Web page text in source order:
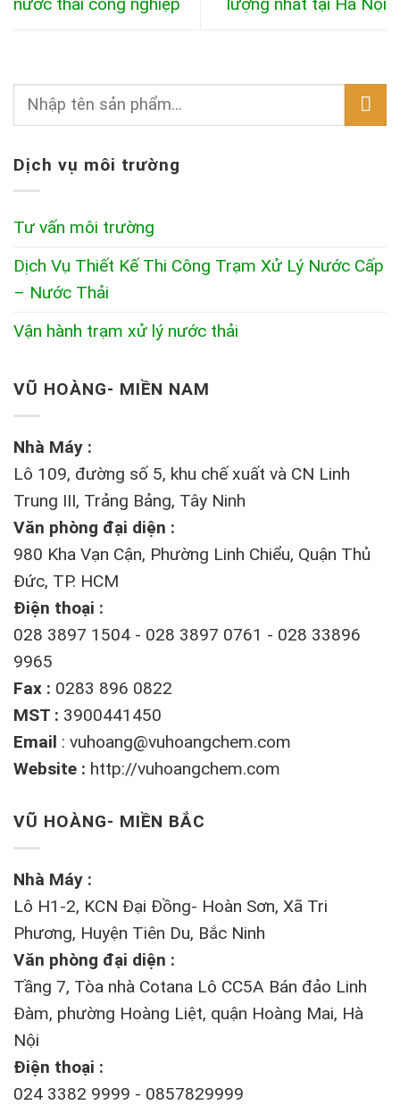
Dịch vụ môi trường
Tư vấn môi trường
Dịch Vụ Thiết Kế Thi Công Trạm Xử Lý Nước Cấp
– Nước Thải
Vận hành trạm xử lý nước thải
VŨ HOÀNG- MIỀN NAM
Nhà Máy :
Lô 109, đường số 5, khu chế xuất và CN Linh
Trung III, Trảng Bảng, Tây Ninh
Văn phòng đại diện :
980 Kha Vạn Cận, Phường Linh Chiểu, Quận Thủ
Đức, TP. HCM
Điện thoại :
028 3897 1504 - 028 3897 0761 - 028 33896
9965
Fax : 0283 896 0822
MST : 3900441450
Email : vuhoang@vuhoangchem.com
Website : http://vuhoangchem.com
VŨ HOÀNG- MIỀN BẮC
Nhà Máy :
Lô H1-2, KCN Đại Đồng- Hoàn Sơn, Xã Tri
Phương, Huyện Tiên Du, Bắc Ninh
Văn phòng đại diện :
Tầng 7, Tòa nhà Cotana Lô CC5A Bán đảo Linh
Đàm, phường Hoàng Liệt, quận Hoàng Mai, Hà
Nội
Điện thoại :
024 3382 9999 - 0857829999